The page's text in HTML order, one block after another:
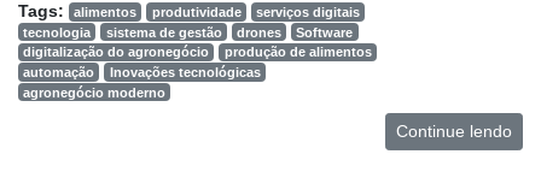
Tags: alimentos produtividade
serviços digitais
tecnologia
sistema de gestão drones
Software
digitalização do agronegócio
produção de alimentos
automação
Inovações tecnológicas
agronegócio moderno
Continue lendo